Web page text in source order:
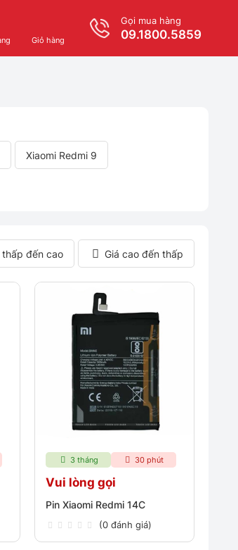
Giỏ hàng
Gọi mua hàng
09.1800.5859
Xiaomi Redmi 9
thấp đến cao Giá cao đến thấp
3 tháng 30 phút
Vui lòng gọi
Pin Xiaomi Redmi 14C
(0 đánh giá)